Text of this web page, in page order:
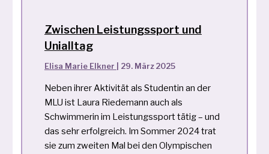
Zwischen Leistungssport und
Unialltag
Elisa Marie Elkner 29. März 2025
Neben ihrer Aktivität als Studentin an der
MLU ist Laura Riedemann auch als
Schwimmerin im Leistungssport tätig – und
das sehr erfolgreich. Im Sommer 2024 trat
sie zum zweiten Mal bei den Olympischen